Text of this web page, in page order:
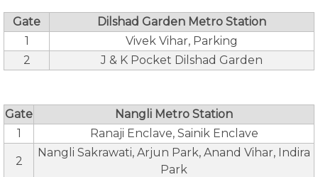
Gate
Dilshad Garden Metro Station
1
Vivek Vihar, Parking
2
J & K Pocket Dilshad Garden
Gate
Nangli Metro Station
1
Ranaji Enclave, Sainik Enclave
2
Nangli Sakrawati, Arjun Park, Anand Vihar, Indira
Park